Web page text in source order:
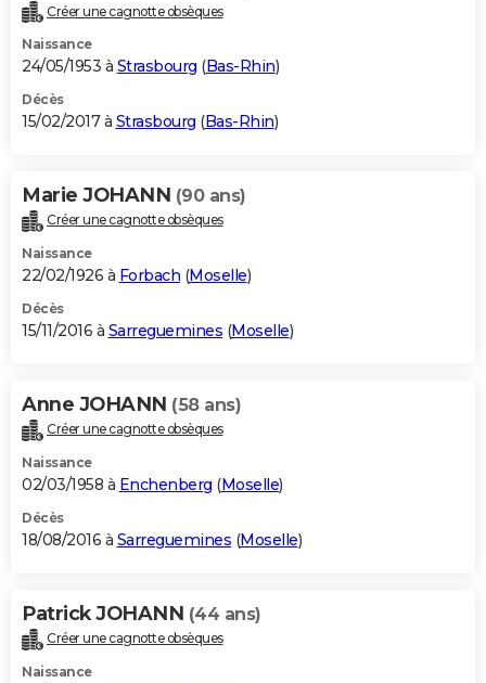
Créer une cagnotte obsèques
Naissance
24/05/1953 à Strasbourg (Bas-Rhin)
Décès
15/02/2017 à Strasbourg (Bas-Rhin)
Marie JOHANN (90 ans)
Créer une cagnotte obsèques
Naissance
22/02/1926 à Forbach (Moselle)
Décès
15/11/2016 à Sarreguemines (Moselle)
Anne JOHANN (58 ans)
Créer une cagnotte obsèques
Naissance
02/03/1958 à Enchenberg (Moselle)
Décès
18/08/2016 à Sarreguemines (Moselle)
Patrick JOHANN (44 ans)
Créer une cagnotte obsèques
Naissance